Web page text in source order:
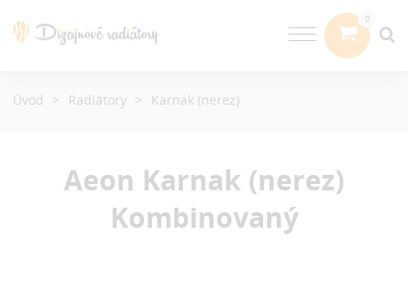
Aeon Karnak (nerez)
Kombinovaný
Úvod Radiátory Karnak (nerez)